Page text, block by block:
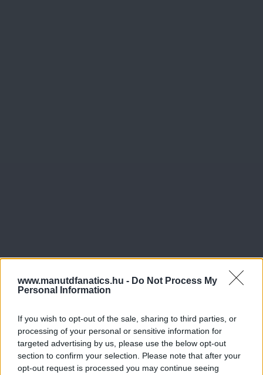
www.manutdfanatics.hu - Do Not Process My
Personal Information
If you wish to opt-out of the sale, sharing to third parties, or
processing of your personal or sensitive information for
targeted advertising by us, please use the below opt-out
section to confirm your selection. Please note that after your
opt-out request is processed you may continue seeing